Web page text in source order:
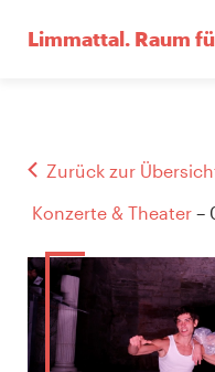
Limmattal. Raum
Zurück zur
Konzerte & Theater –